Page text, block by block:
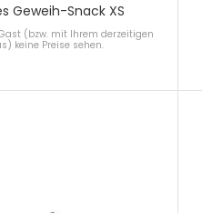
Geweih-Snack XS
(bzw. mit Ihrem derzeitigen
keine Preise sehen.